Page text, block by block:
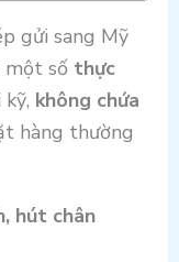
gửi sang Mỹ
một số thực
không chứa
hàng thường
hút chân